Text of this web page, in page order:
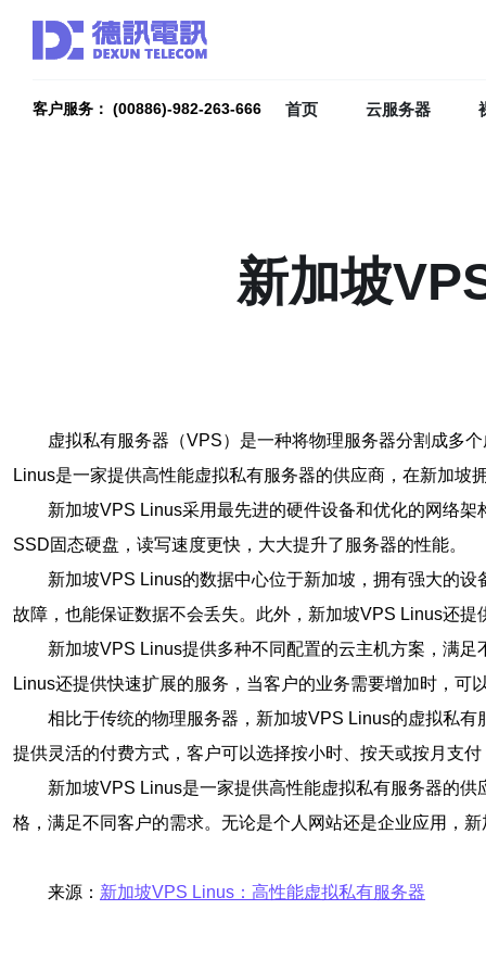
客户服务： (00886)-982-263-666 首页 云服务器
新加坡
虚拟私有服务器（VPS）是一种将物理服务器分割成多
Linus是一家提供高性能虚拟私有服务器的供应商，在新加
新加坡VPS Linus采用最先进的硬件设备和优化的网络
SSD固态硬盘，读写速度更快，大大提升了服务器的性能。
新加坡VPS Linus的数据中心位于新加坡，拥有强大的
故障，也能保证数据不会丢失。此外，新加坡VPS Linus还
新加坡VPS Linus提供多种不同配置的云主机方案，满
Linus还提供快速扩展的服务，当客户的业务需要增加时，可
相比于传统的物理服务器，新加坡VPS Linus的虚拟私
提供灵活的付费方式，客户可以选择按小时、按天或按月支
新加坡VPS Linus是一家提供高性能虚拟私有服务器的
格，满足不同客户的需求。无论是个人网站还是企业应用，
来源： 新加坡VPS Linus：高性能虚拟私有服务器